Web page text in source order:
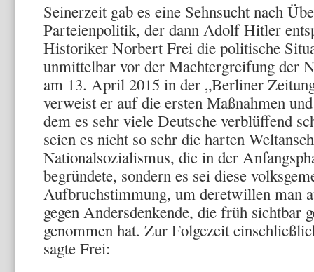
Seinerzeit gab es eine Sehnsucht nach
Parteienpolitik, der dann Adolf Hitler
Historiker Norbert Frei die politische
unmittelbar vor der Machtergreifung der
am 13. April 2015 in der „Berliner
verweist er auf die ersten Maßnahmen
dem es sehr viele Deutsche verblüffend
seien es nicht so sehr die harten
Nationalsozialismus, die in der
begründete, sondern es sei diese
Aufbruchstimmung, um deretwillen man
gegen Andersdenkende, die früh sichtbar
genommen hat. Zur Folgezeit
sagte Frei: